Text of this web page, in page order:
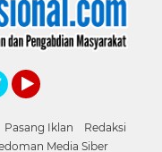
Pasang Iklan
Redaksi
Media Siber